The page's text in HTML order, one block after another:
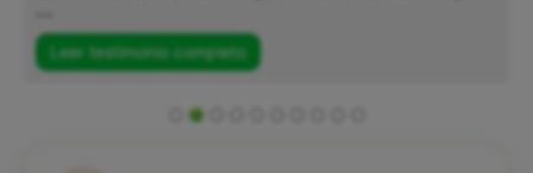
Leer testimonio completo